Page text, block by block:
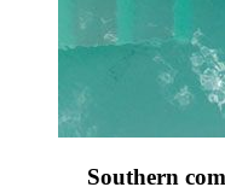
Southern